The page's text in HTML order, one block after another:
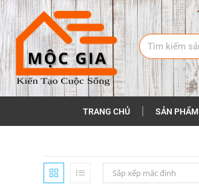
TRANG CHỦ SẢN PHẨM
Sắp xếp mặc định